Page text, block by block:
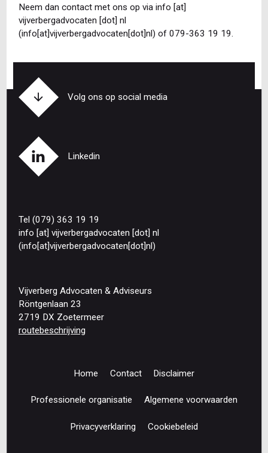
Neem dan contact met ons op via info [at]
vijverbergadvocaten [dot] nl
(info[at]vijverbergadvocaten[dot]nl) of 079-363 19 19.
Volg ons op social media
Linkedin
Tel (079) 363 19 19
info [at] vijverbergadvocaten [dot] nl
(info[at]vijverbergadvocaten[dot]nl)
Vijverberg Advocaten & Adviseurs
Röntgenlaan 23
2719 DX Zoetermeer
routebeschrijving
Home Contact Disclaimer
Professionele organisatie Algemene voorwaarden
Privacyverklaring Cookiebeleid